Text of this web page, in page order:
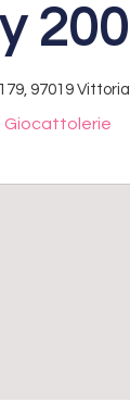
97019
Giocattolerie